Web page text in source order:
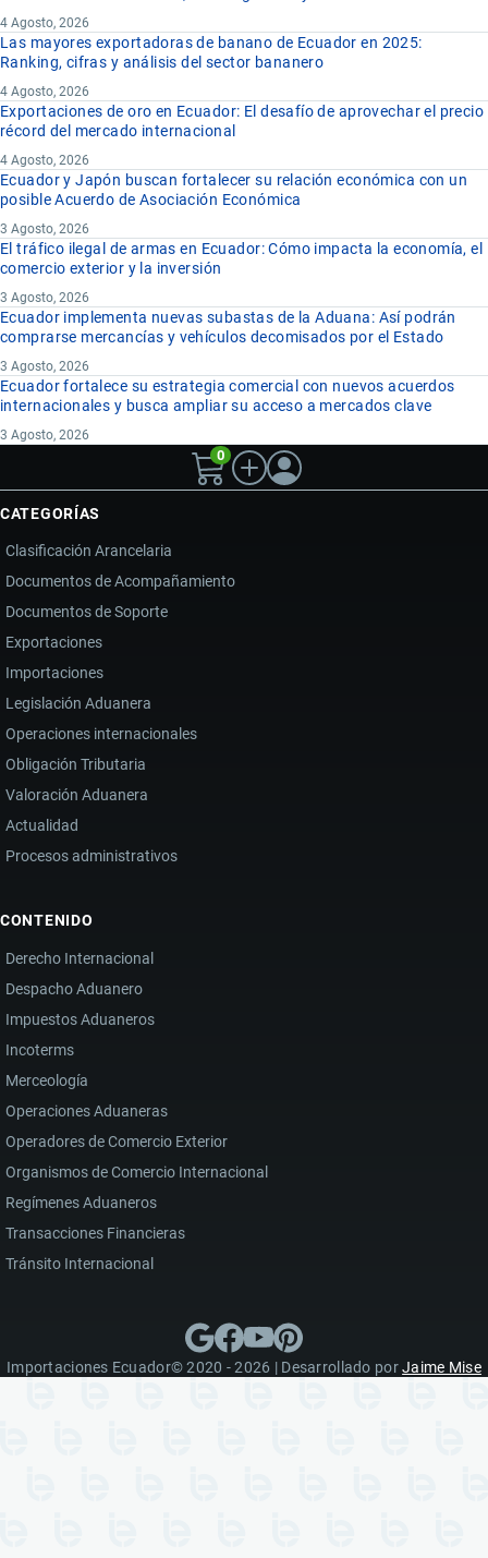
4 Agosto, 2026
Las mayores exportadoras de banano de Ecuador en 2025:
Ranking, cifras y análisis del sector bananero
4 Agosto, 2026
Exportaciones de oro en Ecuador: El desafío de aprovechar el precio
récord del mercado internacional
4 Agosto, 2026
Ecuador y Japón buscan fortalecer su relación económica con un
posible Acuerdo de Asociación Económica
3 Agosto, 2026
El tráfico ilegal de armas en Ecuador: Cómo impacta la economía, el
comercio exterior y la inversión
3 Agosto, 2026
Ecuador implementa nuevas subastas de la Aduana: Así podrán
comprarse mercancías y vehículos decomisados por el Estado
3 Agosto, 2026
Ecuador fortalece su estrategia comercial con nuevos acuerdos
internacionales y busca ampliar su acceso a mercados clave
3 Agosto, 2026
0
CATEGORÍAS
Clasificación Arancelaria
Documentos de Acompañamiento
Documentos de Soporte
Exportaciones
Importaciones
Legislación Aduanera
Operaciones internacionales
Obligación Tributaria
Valoración Aduanera
Actualidad
Procesos administrativos
CONTENIDO
Derecho Internacional
Despacho Aduanero
Impuestos Aduaneros
Incoterms
Merceología
Operaciones Aduaneras
Operadores de Comercio Exterior
Organismos de Comercio Internacional
Regímenes Aduaneros
Transacciones Financieras
Tránsito Internacional
Importaciones Ecuador© 2020 - 2026 | Desarrollado porJaime Mise